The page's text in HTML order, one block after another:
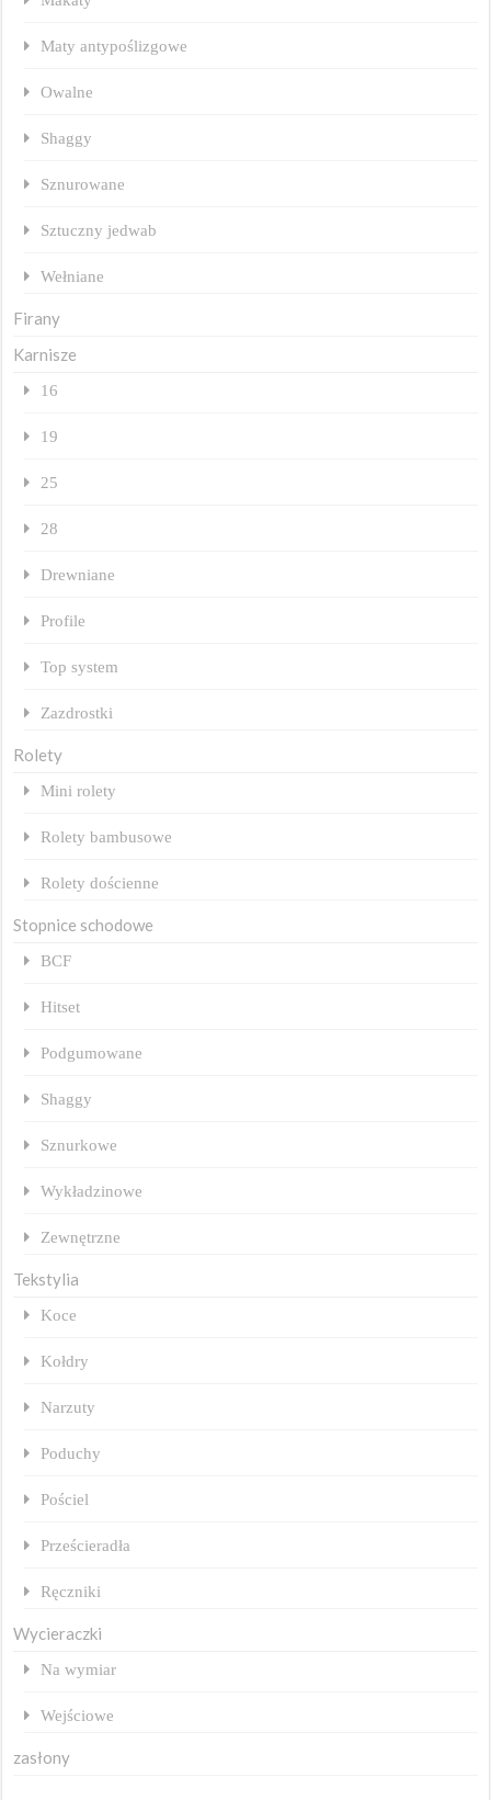
Maty antypoślizgowe
Owalne
Shaggy
Sznurowane
Sztuczny jedwab
Wełniane
Firany
Karnisze
16
19
25
28
Drewniane
Profile
Top system
Zazdrostki
Rolety
Mini rolety
Rolety bambusowe
Rolety dościenne
Stopnice schodowe
BCF
Hitset
Podgumowane
Shaggy
Sznurkowe
Wykładzinowe
Zewnętrzne
Tekstylia
Koce
Kołdry
Narzuty
Poduchy
Pościel
Prześcieradła
Ręczniki
Wycieraczki
Na wymiar
Wejściowe
zasłony